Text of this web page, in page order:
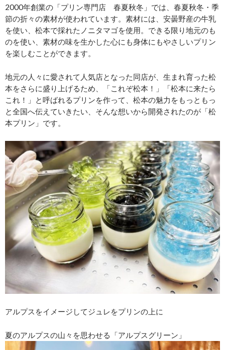
2000年創業の「プリン専門店 春夏秋冬」では、春夏秋冬・季
節の折々の素材が使われています。素材には、安曇野産の牛乳
を使い、松本で採れたノニタマゴを使用。できる限り地元のも
のを使い、素材の味を生かした心にも身体にもやさしいプリン
を楽しむことができます。
地元の人々に愛されて人気店となった同店が、生まれ育った松
本をさらに盛り上げるため、「これぞ松本！」「松本に来たら
これ！」と呼ばれるプリンを作って、松本の魅力をもっともっ
と全国へ伝えていきたい、そんな想いから開発されたのが「松
本プリン」です。
アルプスをイメージしてジュレをプリンの上に
夏のアルプスの山々を思わせる「アルプスグリーン」